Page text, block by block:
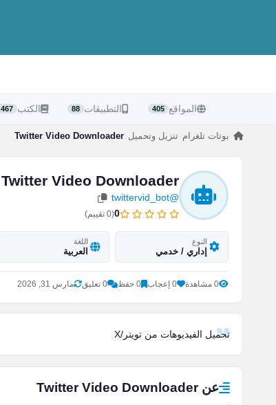
المواقع 405 التطبيقات 88 الكتب 467
بوتات تلغرام تنزيل وتحميل Twitter Video Downloader
Twitter Video Downloader
@twittervid_bot
0
(
0 تقييم)
النوع
إداري / خدمي
اللغة
العربية
0 مشاهدة 0 إعجاب 0 حفظ 0 تعليق مارس 31, 2026
تحميل الفيديوهات من تويتر/X
عن Twitter Video Downloader